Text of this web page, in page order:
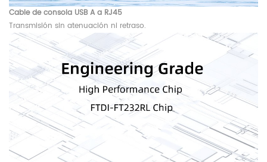
Cable de consola USB A a RJ45
Transmisión sin atenuación ni retraso.